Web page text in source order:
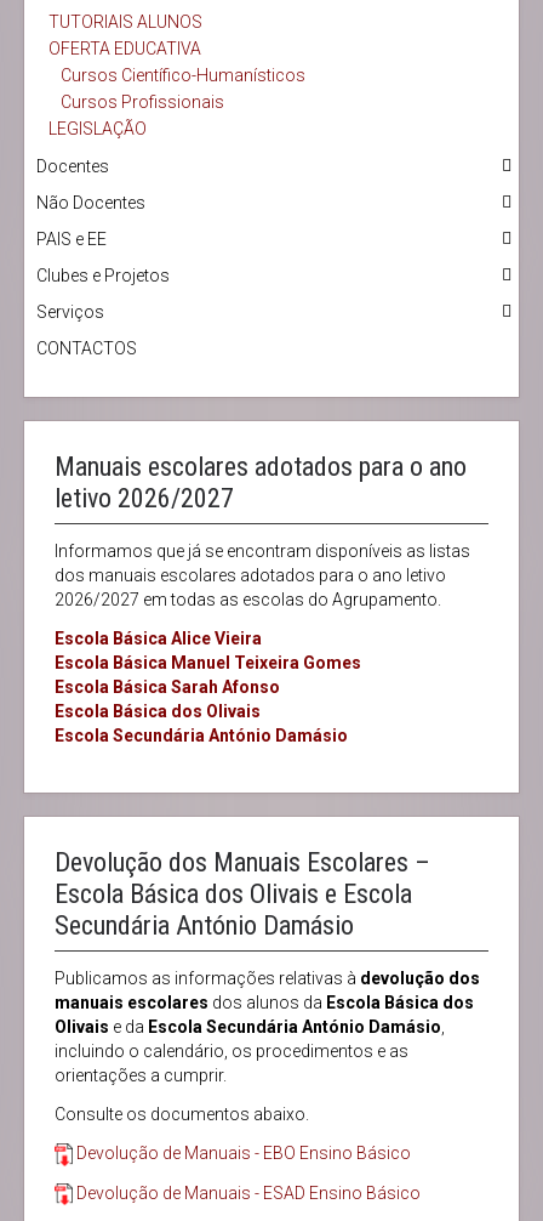
TUTORIAIS ALUNOS
OFERTA EDUCATIVA
Cursos Científico-Humanísticos
Cursos Profissionais
LEGISLAÇÃO
Docentes
Não Docentes
PAIS e EE
Clubes e Projetos
Serviços
CONTACTOS
Manuais escolares adotados para o ano
letivo 2026/2027
Informamos que já se encontram disponíveis as listas
dos manuais escolares adotados para o ano letivo
2026/2027 em todas as escolas do Agrupamento.
Escola Básica Alice Vieira
Escola Básica Manuel Teixeira Gomes
Escola Básica Sarah Afonso
Escola Básica dos Olivais
Escola Secundária António Damásio
Devolução dos Manuais Escolares –
Escola Básica dos Olivais e Escola
Secundária António Damásio
Publicamos as informações relativas à devolução dos
manuais escolares dos alunos da Escola Básica dos
Olivais e da Escola Secundária António Damásio
incluindo o calendário, os procedimentos e as
orientações a cumprir.
Consulte os documentos abaixo.
Devolução de Manuais - EBO Ensino Básico
Devolução de Manuais - ESAD Ensino Básico